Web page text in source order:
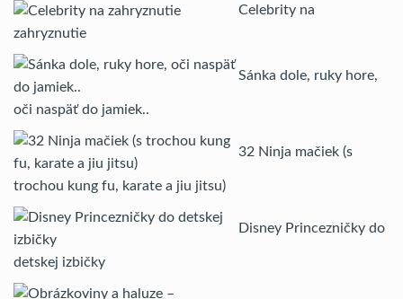
Celebrity na
zahryznutie
Sánka dole, ruky hore,
oči naspäť do jamiek..
32 Ninja mačiek (s
trochou kung fu, karate a jiu jitsu)
Disney Princezničky do
detskej izbičky